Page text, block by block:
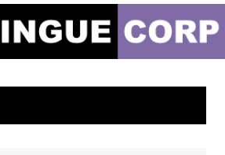
Bastringue Corp –
Musicales